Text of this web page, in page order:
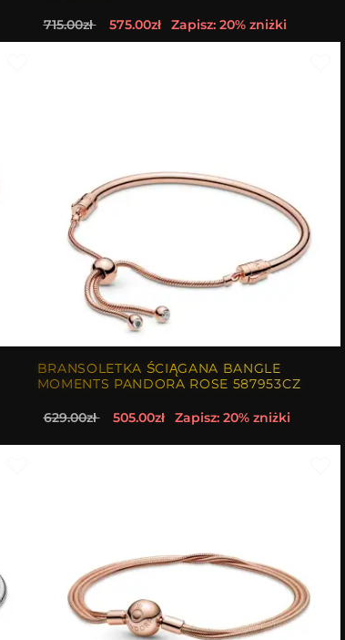
715.00zł 575.00zł Zapisz: 20% zniżki
BRANSOLETKA ŚCIĄGANA BANGLE
MOMENTS PANDORA ROSE 587953CZ
629.00zł 505.00zł Zapisz: 20% zniżki